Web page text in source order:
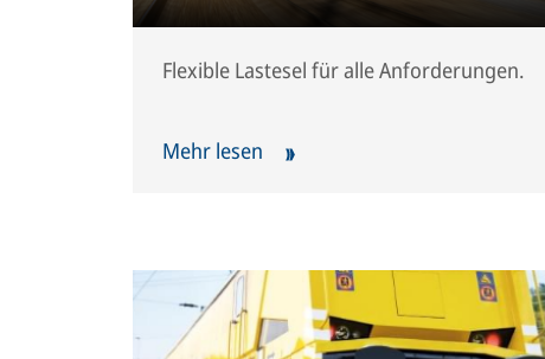
Flexible Lastesel für alle Anforderungen.
Mehr lesen